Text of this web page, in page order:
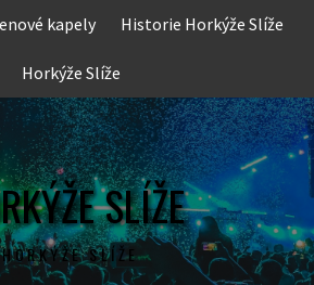
kapely Historie Horkýže Slíže
Horkýže Slíže
SLÍŽE
HORKÝŽE SLÍŽE